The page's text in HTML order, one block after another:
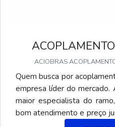
ACIOBRAS
Quem busca por
empresa líder do mercado.
maior especialista do
bom atendimento e preço